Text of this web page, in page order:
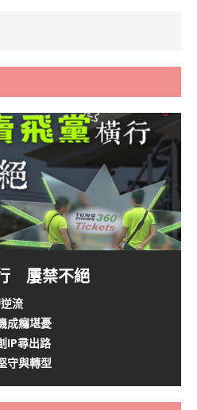
屢禁不絕
流
成癮堪憂
IP尋出路
守與轉型